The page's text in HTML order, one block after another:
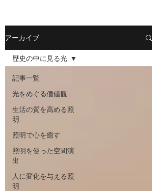
アーカイブ
記事一覧
光をめぐる価値観
生活の質を高める照
明
照明で心を癒す
照明を使った空間演
出
人に変化を与える照
明
歴史の中に見る光